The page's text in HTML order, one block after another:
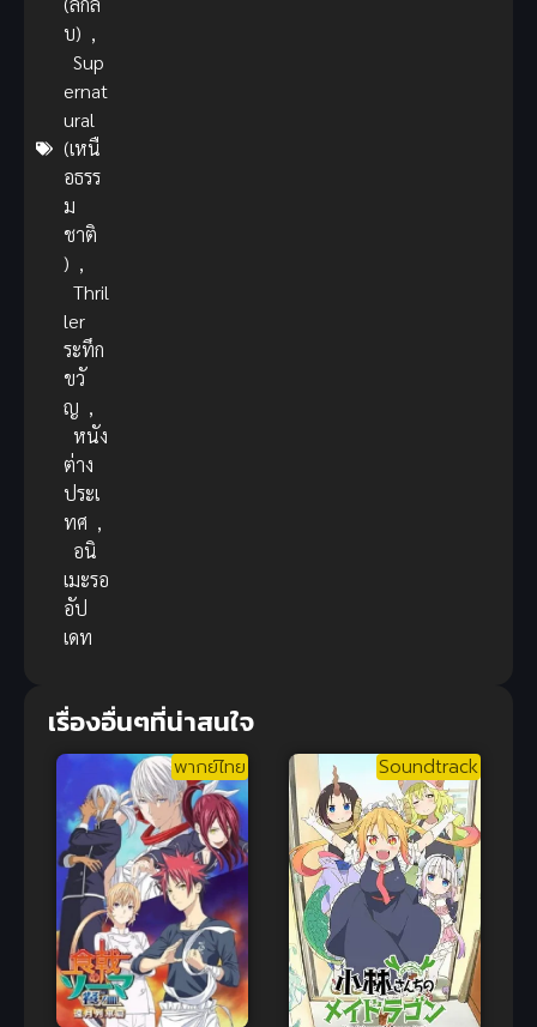
บ) ,
Sup
ernat
ural
(เหนื
อธรร
ม
ชาติ
) ,
Thril
ler
ระทึก
ขวั
ญ ,
หนัง
ต่าง
ประเ
ทศ ,
อนิ
เมะรอ
อัป
เดท
เรื่องอื่นๆที่น่าสนใจ
พากย์ไทย Soundtrack